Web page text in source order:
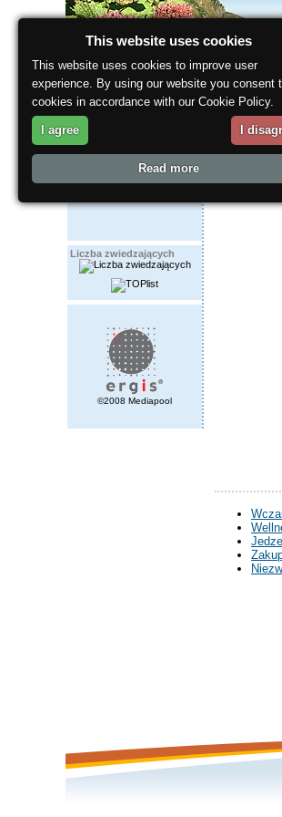
O regionie Wasz
Liczba zwiedzających
©2008 Mediapool
This website uses cookies
This website uses cookies to improve user
experience. By using our website you consent
cookies in accordance with our Cookie Policy.
I agree I
Read more